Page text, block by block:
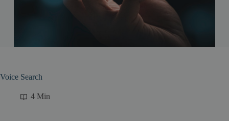
Voice Search
4 Min